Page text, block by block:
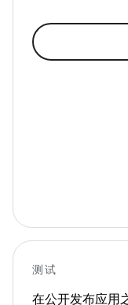
测试
在公开发布应用